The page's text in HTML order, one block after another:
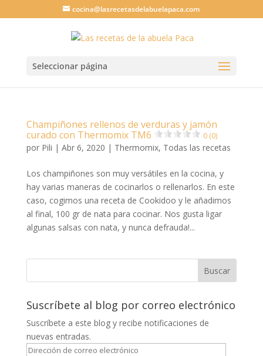
cocina@lasrecetasdelabuelapaca.com
Seleccionar página
Champiñones rellenos de verduras y jamón
curado con Thermomix TM6
0 (0)
por Pili | Abr 6, 2020 | Thermomix, Todas las recetas
Los champiñones son muy versátiles en la cocina, y
hay varias maneras de cocinarlos o rellenarlos. En este
caso, cogimos una receta de Cookidoo y le añadimos
al final, 100 gr de nata para cocinar. Nos gusta ligar
algunas salsas con nata, y nunca defrauda!...
Suscríbete al blog por correo electrónico
Suscríbete a este blog y recibe notificaciones de
nuevas entradas.
Dirección